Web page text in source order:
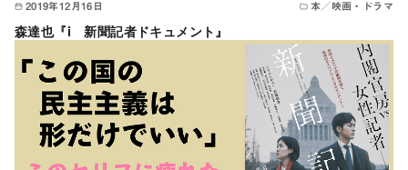
2019年12月16日 本／映画・ドラマ
森達也『i 新聞記者ドキュメント』